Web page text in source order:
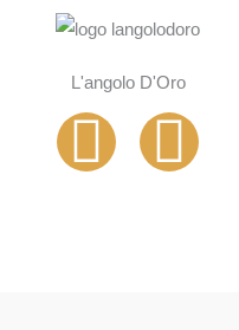
L'angolo D'Oro
I
F